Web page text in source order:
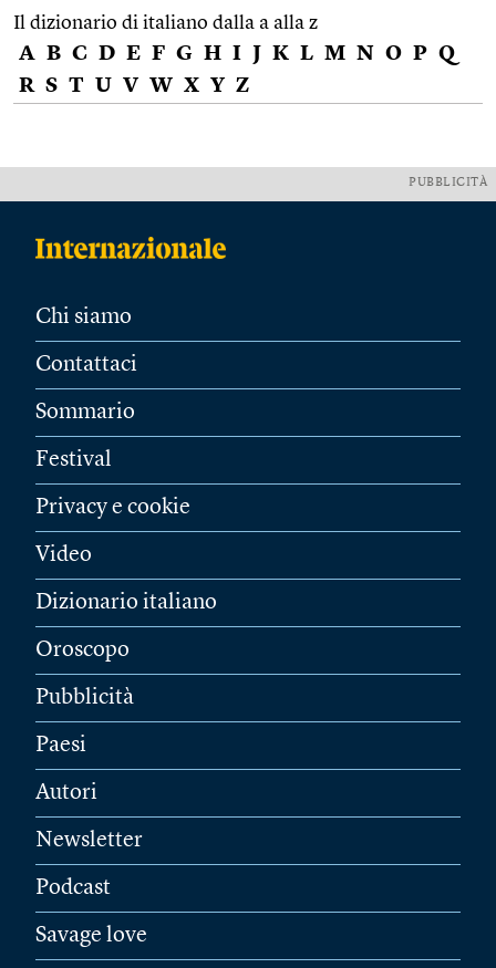
Il dizionario di italiano dalla a alla z
A B C D E F G H I J K L M N O P Q
R S T U V W X Y Z
PUBBLICITÀ
Chi siamo
Contattaci
Sommario
Festival
Privacy e cookie
Video
Dizionario italiano
Oroscopo
Pubblicità
Paesi
Autori
Newsletter
Podcast
Savage love